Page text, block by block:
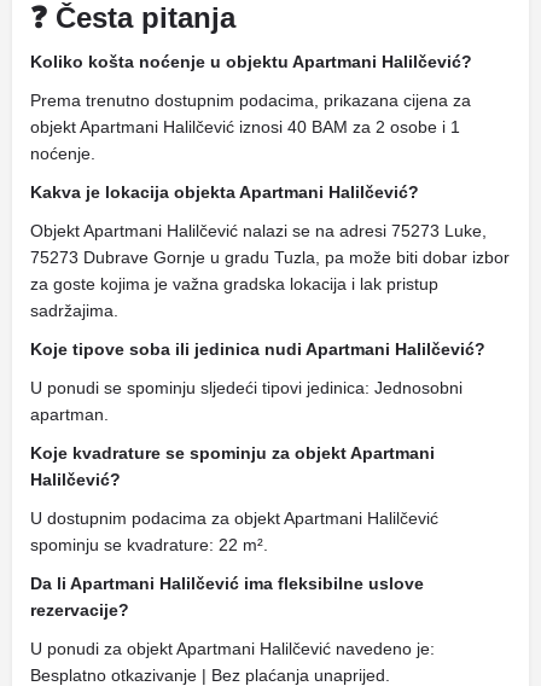
❓ Česta pitanja
Koliko košta noćenje u objektu Apartmani Halilčević?
Prema trenutno dostupnim podacima, prikazana cijena za
objekt Apartmani Halilčević iznosi 40 BAM za 2 osobe i 1
noćenje.
Kakva je lokacija objekta Apartmani Halilčević?
Objekt Apartmani Halilčević nalazi se na adresi 75273 Luke,
75273 Dubrave Gornje u gradu Tuzla, pa može biti dobar izbor
za goste kojima je važna gradska lokacija i lak pristup
sadržajima.
Koje tipove soba ili jedinica nudi Apartmani Halilčević?
U ponudi se spominju sljedeći tipovi jedinica: Jednosobni
apartman.
Koje kvadrature se spominju za objekt Apartmani
Halilčević?
U dostupnim podacima za objekt Apartmani Halilčević
spominju se kvadrature: 22 m².
Da li Apartmani Halilčević ima fleksibilne uslove
rezervacije?
U ponudi za objekt Apartmani Halilčević navedeno je:
Besplatno otkazivanje | Bez plaćanja unaprijed.